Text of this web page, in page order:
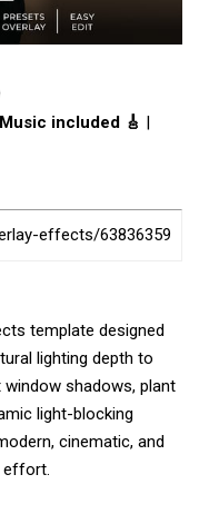
Music included 🎸 |
effects/63836359
template designed
lighting depth to
shadows, plant
light-blocking
cinematic, and
effort.